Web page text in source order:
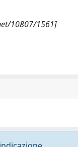
10807/1561]